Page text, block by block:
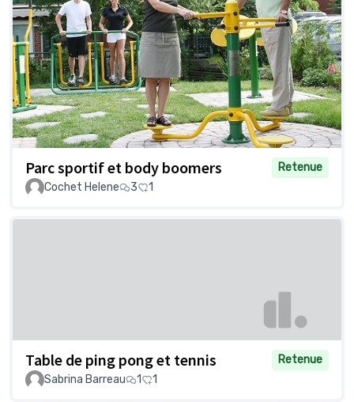
Parc sportif et body boomers
Retenue
Cochet Helene
3 1
Table de ping pong et tennis
Retenue
Sabrina Barreau
1 1